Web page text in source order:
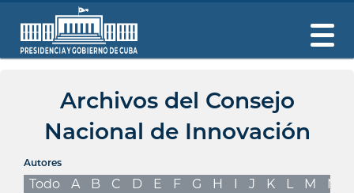
Archivos del Consejo
Nacional de Innovación
Autores
Todo A B C D E F G H I J K L M N